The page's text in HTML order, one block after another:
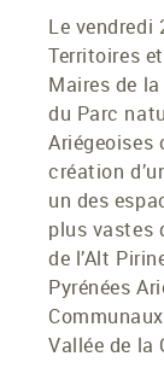
Le
Territoires
Maires de
du Parc
Ariégeoises
création
un des
plus vastes
de l’Alt
Pyrénées
Vallée de la